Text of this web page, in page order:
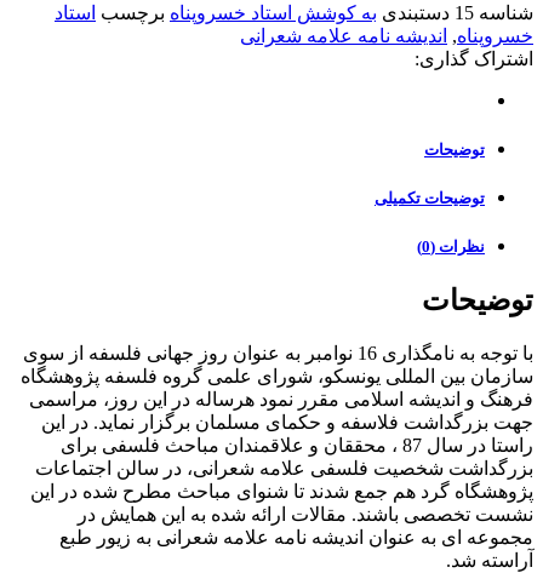
شناسه 15 دستبندی به کوشش استاد خسروپناه برچسب استاد
خسروپناه, اندیشه نامه علامه شعرانی
اشتراک گذاری:
توضیحات
توضیحات تکمیلی
نظرات (0)
توضیحات
با توجه به نامگذاری 16 نوامبر به عنوان روز جهانی فلسفه از سوی
سازمان بین المللی یونسکو، شورای علمی گروه فلسفه پژوهشگاه
فرهنگ و اندیشه اسلامی مقرر نمود هرساله در این روز، مراسمی
جهت بزرگداشت فلاسفه و حکمای مسلمان برگزار نماید. در این
راستا در سال 87 ، محققان و علاقمندان مباحث فلسفی برای
بزرگداشت شخصیت فلسفی علامه شعرانی، در سالن اجتماعات
پژوهشگاه گرد هم جمع شدند تا شنوای مباحث مطرح شده در این
نشست تخصصی باشند. مقالات ارائه شده به این همایش در
مجموعه ای به عنوان اندیشه نامه علامه شعرانی به زیور طبع
آراسته شد.